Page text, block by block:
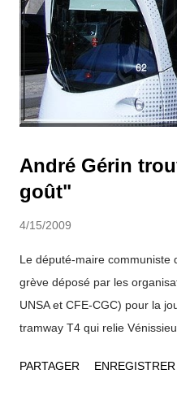
André Gérin
goût"
4/15/2009
Le député-maire communiste
grève déposé par les
UNSA et CFE-CGC) pour la
tramway T4 qui relie
grève à partir du lundi 20
PARTAGER